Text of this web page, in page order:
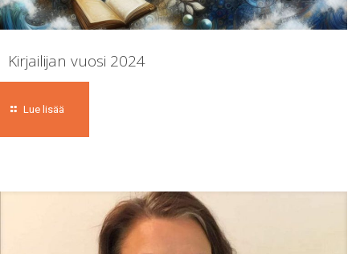
Kirjailijan vuosi 2024
Lue lisää